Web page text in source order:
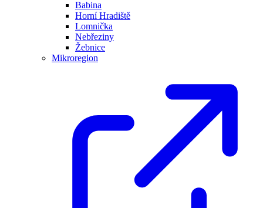
Babina
Horní Hradiště
Lomnička
Nebřeziny
Žebnice
Mikroregion